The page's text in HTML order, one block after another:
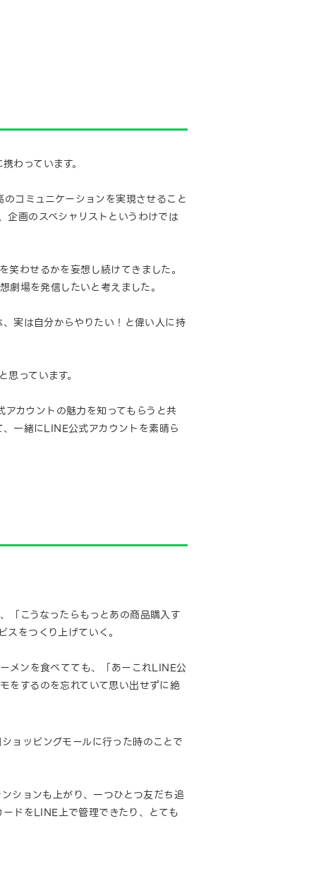
わっています。
コミュニケーションを実現させること
企画のスペシャリストというわけでは
わせるかを妄想し続けてきました。
場を発信したいと考えました。
実は自分からやりたい！と偉い人に持
っています。
カウントの魅力を知ってもらうと共
一緒にLINE公式アカウントを素晴ら
「こうなったらもっとあの商品購入す
をつくり上げていく。
メンを食べてても、「あーこれLINE公
をするのを忘れていて思い出せずに絶
ョッピングモールに行った時のことで
ションも上がり、一つひとつ友だち追
ドをLINE上で管理できたり、とても